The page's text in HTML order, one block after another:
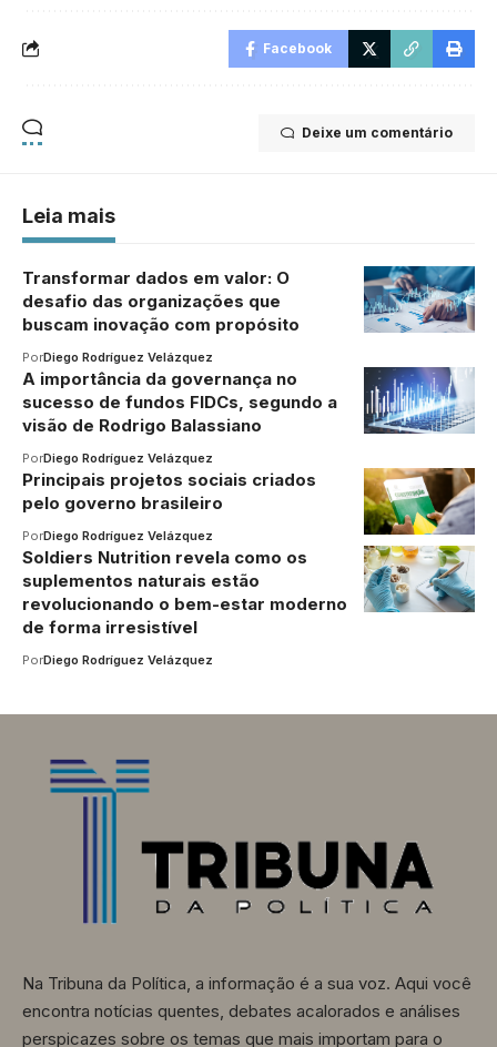
Facebook
Deixe um comentário
Leia mais
Transformar dados em valor: O
desafio das organizações que
buscam inovação com propósito
PorDiego Rodríguez Velázquez
A importância da governança no
sucesso de fundos FIDCs, segundo a
visão de Rodrigo Balassiano
PorDiego Rodríguez Velázquez
Principais projetos sociais criados
pelo governo brasileiro
PorDiego Rodríguez Velázquez
Soldiers Nutrition revela como os
suplementos naturais estão
revolucionando o bem-estar moderno
de forma irresistível
PorDiego Rodríguez Velázquez
Na Tribuna da Política, a informação é a sua voz. Aqui você
encontra notícias quentes, debates acalorados e análises
perspicazes sobre os temas que mais importam para o